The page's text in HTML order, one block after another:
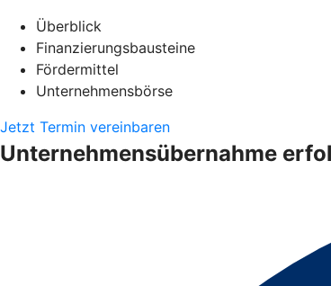
Überblick
Finanzierungsbausteine
Fördermittel
Unternehmensbörse
Jetzt Termin vereinbaren
Unternehmensübernahme